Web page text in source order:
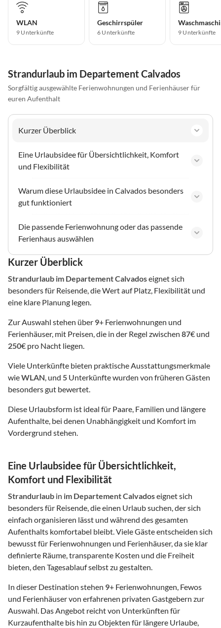
WLAN
9 Unterkünfte
Geschirrspüler
6 Unterkünfte 9 Unterkünfte
Strandurlaub im Departement Calvados
Sorgfältig ausgewählte Ferienwohnungen und Ferienhäuser für
euren Aufenthalt
Kurzer Überblick
Eine Urlaubsidee für Übersichtlichkeit, Komfort
und Flexibilität
Warum diese Urlaubsidee in Calvados besonders
gut funktioniert
Die passende Ferienwohnung oder das passende
Ferienhaus auswählen
Kurzer Überblick
Strandurlaub im Departement Calvadoseignet sich
besonders für Reisende, die Wert auf Platz, Flexibilität und
eine klare Planung legen.
Zur Auswahl stehen über 9+ Ferienwohnungen und
Ferienhäuser, mit Preisen, die in der Regel zwischen 87€ und
250€ pro Nacht liegen.
Viele Unterkünfte bieten praktische Ausstattungsmerkmale
wieWLAN, und 5 Unterkünfte wurden von früheren Gästen
besonders gut bewertet.
Diese Urlaubsform ist ideal für Paare, Familien und längere
Aufenthalte, bei denen Unabhängigkeit und Komfort im
Vordergrund stehen.
Eine Urlaubsidee für Übersichtlichkeit,
Komfort und Flexibilität
Strandurlaub in im Departement Calvadoseignet sich
besonders für Reisende, die einen Urlaub suchen, der sich
einfach organisieren lässt und während des gesamten
Aufenthalts komfortabel bleibt. Viele Gäste entscheiden sich
bewusst für Ferienwohnungen und Ferienhäuser, da sie klar
definierte Räume, transparente Kosten und die Freiheit
bieten, den Tagesablauf selbst zu gestalten.
In dieser Destination stehen 9+ Ferienwohnungen, Fewos
und Ferienhäuser von erfahrenen privaten Gastgebern zur
Auswahl. Das Angebot reicht von Unterkünften für
Kurzaufenthalte bis hin zu Objekten für längere Urlaube,